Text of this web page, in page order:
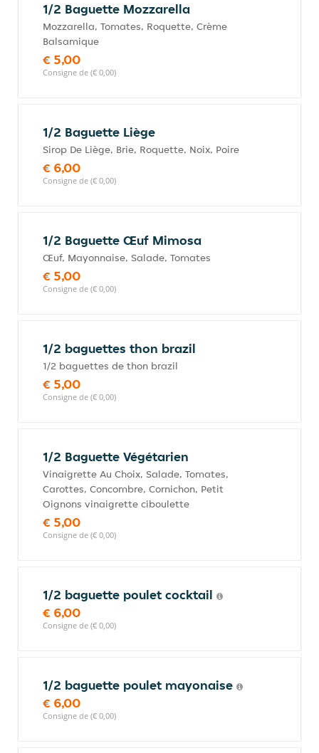
1/2 Baguette Mozzarella
Mozzarella, Tomates, Roquette, Crème
Balsamique
€ 5,00
Consigne de (€ 0,00)
1/2 Baguette Liège
Sirop De Liège, Brie, Roquette, Noix, Poire
€ 6,00
Consigne de (€ 0,00)
1/2 Baguette Œuf Mimosa
Œuf, Mayonnaise, Salade, Tomates
€ 5,00
Consigne de (€ 0,00)
1/2 baguettes thon brazil
1/2 baguettes de thon brazil
€ 5,00
Consigne de (€ 0,00)
1/2 Baguette Végétarien
Vinaigrette Au Choix, Salade, Tomates,
Carottes, Concombre, Cornichon, Petit
Oignons vinaigrette ciboulette
€ 5,00
Consigne de (€ 0,00)
1/2 baguette poulet cocktail
€ 6,00
Consigne de (€ 0,00)
1/2 baguette poulet mayonaise
€ 6,00
Consigne de (€ 0,00)